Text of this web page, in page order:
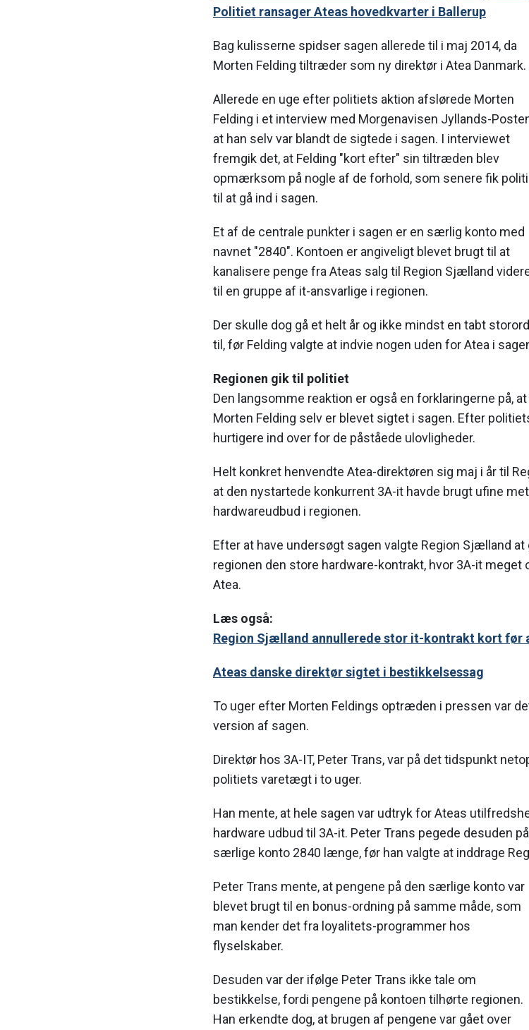
Politiet ransager Ateas hovedkvarter i Ballerup
Bag kulisserne spidser sagen allerede til i maj 2014, da
Morten Felding tiltræder som ny direktør i Atea Danmark.
Allerede en uge efter politiets aktion afslørede Morten
Felding i et interview med Morgenavisen Jyllands-
at han selv var blandt de sigtede i sagen. I interviewet
fremgik det, at Felding "kort efter" sin tiltræden blev
opmærksom på nogle af de forhold, som senere fik
til at gå ind i sagen.
Et af de centrale punkter i sagen er en særlig konto med
navnet "2840". Kontoen er angiveligt blevet brugt til at
kanalisere penge fra Ateas salg til Region Sjælland
til en gruppe af it-ansvarlige i regionen.
Der skulle dog gå et helt år og ikke mindst en tabt
til, før Felding valgte at indvie nogen uden for Atea i
Regionen gik til politiet
Den langsomme reaktion er også en forklaringerne på, at
Morten Felding selv er blevet sigtet i sagen. Efter
hurtigere ind over for de påståede ulovligheder.
Helt konkret henvendte Atea-direktøren sig maj i år til
at den nystartede konkurrent 3A-it havde brugt ufine
hardwareudbud i regionen.
Efter at have undersøgt sagen valgte Region Sjælland
regionen den store hardware-kontrakt, hvor 3A-it meget
Atea.
Læs også:
Region Sjælland annullerede stor it-kontrakt kort før
Ateas danske direktør sigtet i bestikkelsessag
To uger efter Morten Feldings optræden i pressen var
version af sagen.
Direktør hos 3A-IT, Peter Trans, var på det tidspunkt
politiets varetægt i to uger.
Han mente, at hele sagen var udtryk for Ateas
hardware udbud til 3A-it. Peter Trans pegede desuden
særlige konto 2840 længe, før han valgte at inddrage
Peter Trans mente, at pengene på den særlige konto var
blevet brugt til en bonus-ordning på samme måde, som
man kender det fra loyalitets-programmer hos
flyselskaber.
Desuden var der ifølge Peter Trans ikke tale om
bestikkelse, fordi pengene på kontoen tilhørte regionen.
Han erkendte dog, at brugen af pengene var gået over